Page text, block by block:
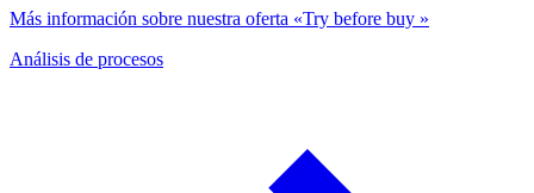
Más información sobre nuestra oferta «Try before buy »
Análisis de procesos